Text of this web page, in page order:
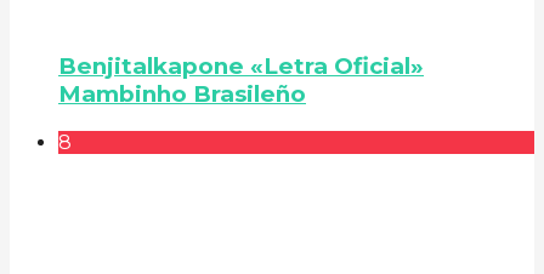
Benjitalkapone «Letra Oficial»
Mambinho Brasileño
8